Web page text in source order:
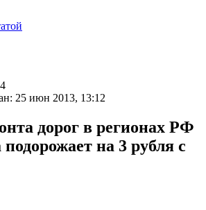
25 июн 2013, 13:12
дорог в регионах РФ
на 3 рубля с